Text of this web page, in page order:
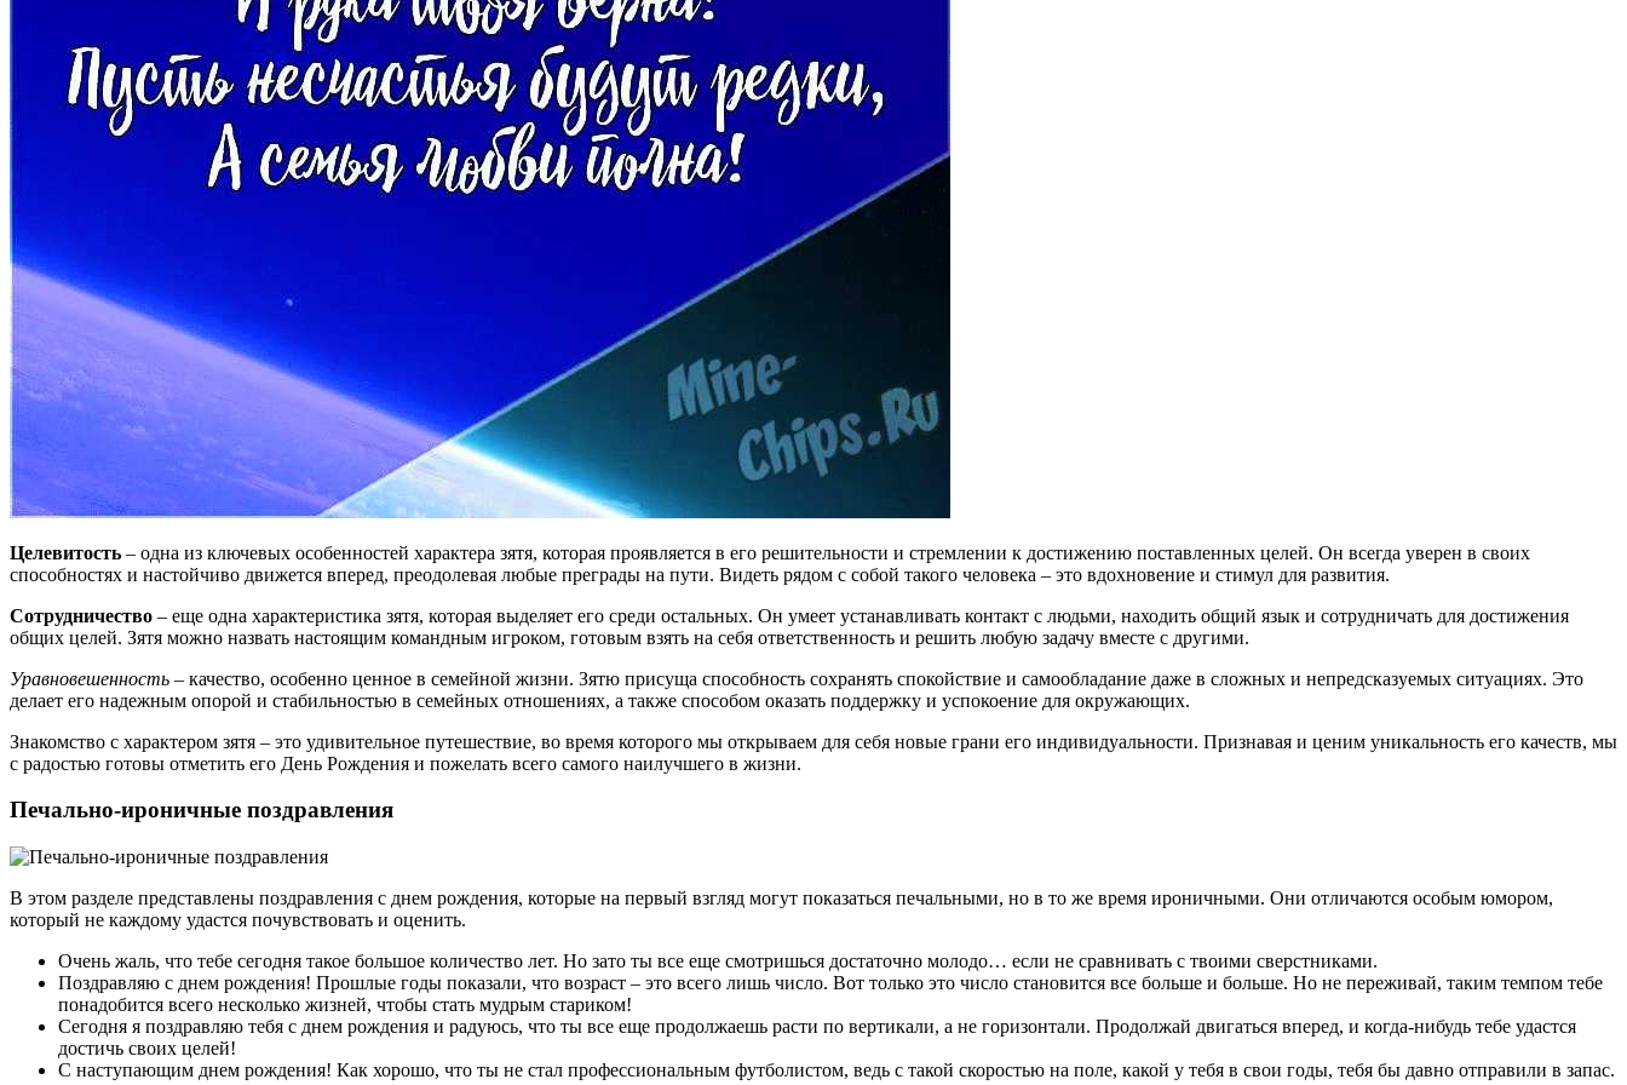
Целевитость – одна из ключевых особенностей характера зятя, которая проявляется в его решительности и стремлении к достижению поставленных целей. Он всегда уверен в своих
способностях и настойчиво движется вперед, преодолевая любые преграды на пути. Видеть рядом с собой такого человека – это вдохновение и стимул для развития.
Сотрудничество – еще одна характеристика зятя, которая выделяет его среди остальных. Он умеет устанавливать контакт с людьми, находить общий язык и сотрудничать для достижения
общих целей. Зятя можно назвать настоящим командным игроком, готовым взять на себя ответственность и решить любую задачу вместе с другими.
Уравновешенность – качество, особенно ценное в семейной жизни. Зятю присуща способность сохранять спокойствие и самообладание даже в сложных и непредсказуемых ситуациях. Это
делает его надежным опорой и стабильностью в семейных отношениях, а также способом оказать поддержку и успокоение для окружающих.
Знакомство с характером зятя – это удивительное путешествие, во время которого мы открываем для себя новые грани его индивидуальности. Признавая и ценим уникальность его качеств, мы
с радостью готовы отметить его День Рождения и пожелать всего самого наилучшего в жизни.
Печально-ироничные поздравления
В этом разделе представлены поздравления с днем рождения, которые на первый взгляд могут показаться печальными, но в то же время ироничными. Они отличаются особым юмором,
который не каждому удастся почувствовать и оценить.
Очень жаль, что тебе сегодня такое большое количество лет. Но зато ты все еще смотришься достаточно молодо… если не сравнивать с твоими сверстниками.
Поздравляю с днем рождения! Прошлые годы показали, что возраст – это всего лишь число. Вот только это число становится все больше и больше. Но не переживай, таким темпом тебе
понадобится всего несколько жизней, чтобы стать мудрым стариком!
Сегодня я поздравляю тебя с днем рождения и радуюсь, что ты все еще продолжаешь расти по вертикали, а не горизонтали. Продолжай двигаться вперед, и когда-нибудь тебе удастся
достичь своих целей!
С наступающим днем рождения! Как хорошо, что ты не стал профессиональным футболистом, ведь с такой скоростью на поле, какой у тебя в свои годы, тебя бы давно отправили в запас.